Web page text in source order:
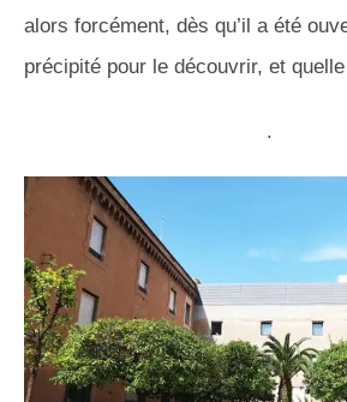
alors forcément, dès qu’il a été
précipité pour le découvrir, et
.